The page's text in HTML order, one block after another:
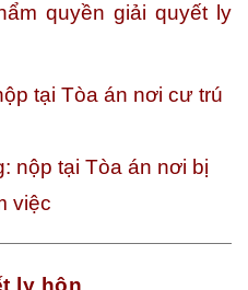
quyền giải quyết ly
tại Tòa án nơi cư trú
nộp tại Tòa án nơi bị
việc
ly hôn